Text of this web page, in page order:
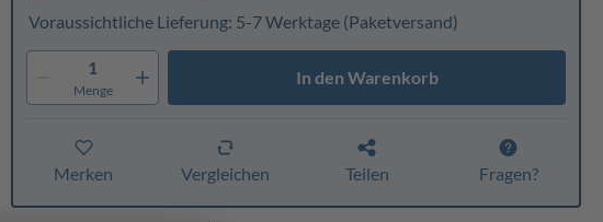
Voraussichtliche Lieferung: 5-7 Werktage(Paketversand)
1
Menge
In den Warenkorb
Merken Vergleichen Teilen Fragen?